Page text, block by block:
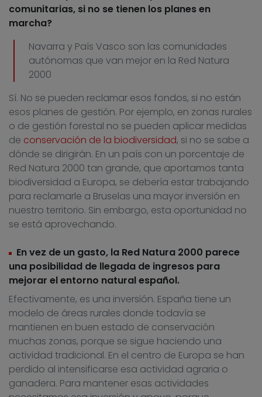
comunitarias, si no se tienen los planes en
marcha?
Navarra y País Vasco son las comunidades
autónomas que van mejor en la Red Natura
2000
Sí. No se pueden reclamar esos fondos, si no están
esos planes de gestión. Por ejemplo, en zonas rurales
o de gestión forestal no se pueden aplicar medidas
de conservación de la biodiversidad, si no se sabe a
dónde se dirigirán. En un país con un porcentaje de
Red Natura 2000 tan grande, que aportamos tanta
biodiversidad a Europa, se debería estar trabajando
para reclamarle a Bruselas una mayor inversión en
nuestro territorio. Sin embargo, esta oportunidad no
se está aprovechando.
En vez de un gasto, la Red Natura 2000 parece
una posibilidad de llegada de ingresos para
mejorar el entorno natural español.
Efectivamente, es una inversión. España tiene un
modelo de áreas rurales donde todavía se
mantienen en buen estado de conservación
muchas zonas, porque se sigue haciendo una
actividad tradicional. En el centro de Europa se han
perdido al intensificarse esa actividad agraria o
ganadera. Para mantener esas actividades